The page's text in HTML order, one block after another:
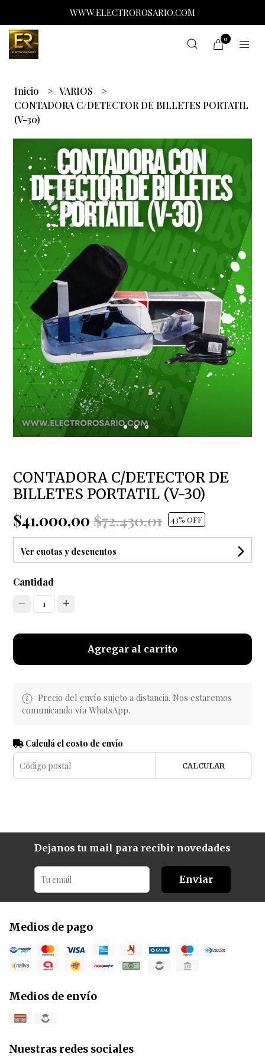
WWW.ELECTROROSARIO.COM
0
Inicio
VARIOS
CONTADORA C/DETECTOR DE BILLETES PORTATIL
(V-30)
CONTADORA C/DETECTOR DE
BILLETES PORTATIL (V-30)
$41.000,00$72.430,01 43% OFF
Ver cuotas y descuentos
Cantidad
1
Agregar al carrito
Precio del envío sujeto a distancia. Nos estaremos
comunicando vía WhatsApp.
Calculá el costo de envío
CALCULAR
Dejanos tu mail para recibir novedades
Enviar
Medios de pago
Medios de envío
Nuestras redes sociales